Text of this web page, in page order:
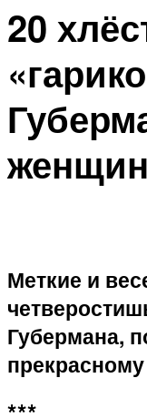
20
Меткие и
Губермана,